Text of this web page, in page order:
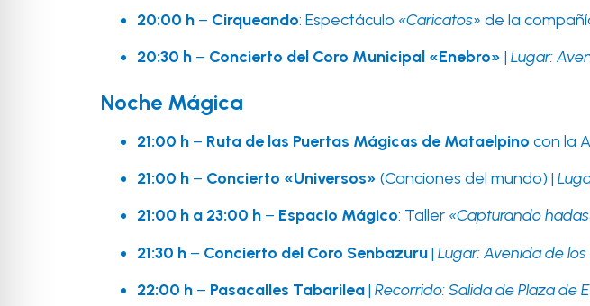
20:00 h – Cirqueando: Espectáculo «Caricatos» de la
20:30 h – Concierto del Coro Municipal «Enebro» | Lugar:
Noche Mágica
21:00 h – Ruta de las Puertas Mágicas de Mataelpino con la
21:00 h – Concierto «Universos» (Canciones del mundo) |
21:00 h a 23:00 h – Espacio Mágico: Taller «Capturando
21:30 h – Concierto del Coro Senbazuru| Lugar: Avenida de los
22:00 h – Pasacalles Tabarilea| Recorrido: Salida de Plaza de